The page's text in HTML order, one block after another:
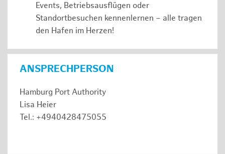
Events, Betriebsausflügen oder
Standortbesuchen kennenlernen – alle tragen
den Hafen im Herzen!
ANSPRECHPERSON
Hamburg Port Authority
Lisa Heier
Tel.: +4940428475055